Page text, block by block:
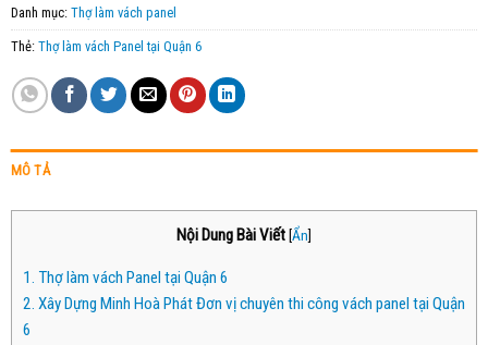
Danh mục: Thợ làm vách panel
Thẻ: Thợ làm vách Panel tại Quận 6
MÔ TẢ
Nội Dung Bài Viết [Ẩn]
1. Thợ làm vách Panel tại Quận 6
2. Xây Dựng Minh Hoà Phát Đơn vị chuyên thi công vách panel tại Quận
6